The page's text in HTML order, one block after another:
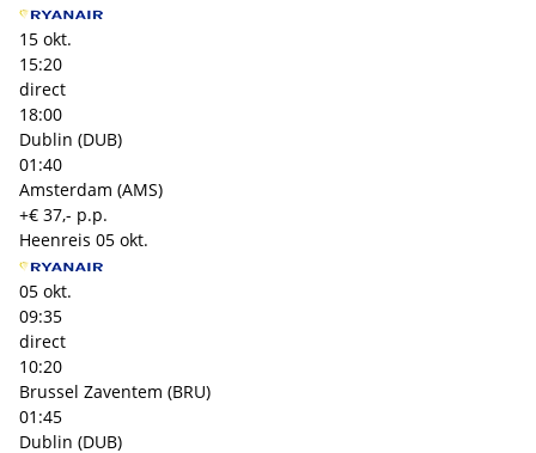
15 okt.
15:20
direct
18:00
Dublin (DUB)
01:40
Amsterdam (AMS)
+€ 37,- p.p.
Heenreis 05 okt.
05 okt.
09:35
direct
10:20
Brussel Zaventem (BRU)
01:45
Dublin (DUB)